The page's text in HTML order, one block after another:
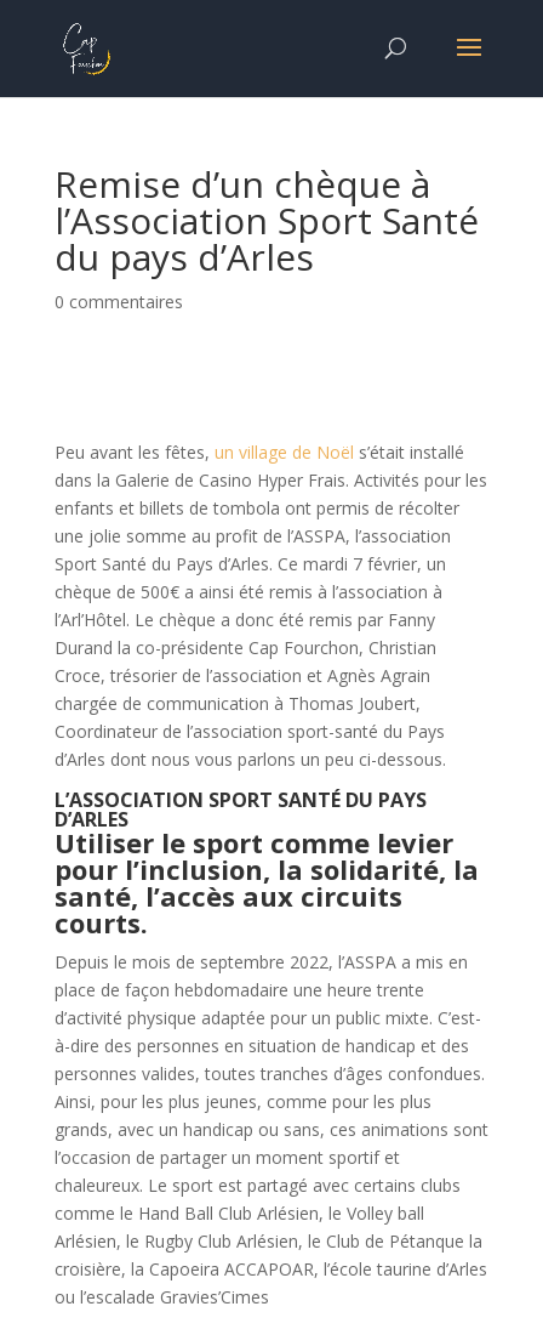
Remise d’un chèque à
l’Association Sport Santé
du pays d’Arles
0 commentaires
Peu avant les fêtes, un village de Noël s’était installé
dans la Galerie de Casino Hyper Frais. Activités pour les
enfants et billets de tombola ont permis de récolter
une jolie somme au profit de l’ASSPA, l’association
Sport Santé du Pays d’Arles. Ce mardi 7 février, un
chèque de 500€ a ainsi été remis à l’association à
l’Arl’Hôtel. Le chèque a donc été remis par Fanny
Durand la co-présidente Cap Fourchon, Christian
Croce, trésorier de l’association et Agnès Agrain
chargée de communication à Thomas Joubert,
Coordinateur de l’association sport-santé du Pays
d’Arles dont nous vous parlons un peu ci-dessous.
L’ASSOCIATION SPORT SANTÉ DU PAYS
D’ARLES
Utiliser le sport comme levier
pour l’inclusion, la solidarité, la
santé, l’accès aux circuits
courts.
Depuis le mois de septembre 2022, l’ASSPA a mis en
place de façon hebdomadaire une heure trente
d’activité physique adaptée pour un public mixte. C’est-
à-dire des personnes en situation de handicap et des
personnes valides, toutes tranches d’âges confondues.
Ainsi, pour les plus jeunes, comme pour les plus
grands, avec un handicap ou sans, ces animations sont
l’occasion de partager un moment sportif et
chaleureux. Le sport est partagé avec certains clubs
comme le Hand Ball Club Arlésien, le Volley ball
Arlésien, le Rugby Club Arlésien, le Club de Pétanque la
croisière, la Capoeira ACCAPOAR, l’école taurine d’Arles
ou l’escalade Gravies’Cimes